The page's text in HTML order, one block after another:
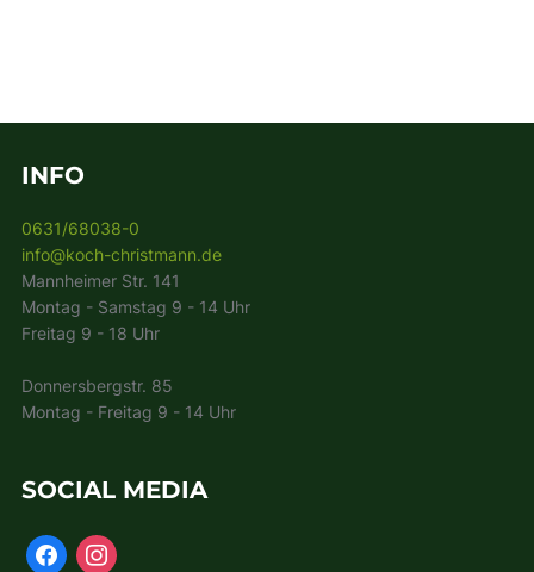
INFO
0631/68038-0
info@koch-christmann.de
Mannheimer Str. 141
Montag - Samstag 9 - 14 Uhr
Freitag 9 - 18 Uhr
Donnersbergstr. 85
Montag - Freitag 9 - 14 Uhr
SOCIAL MEDIA